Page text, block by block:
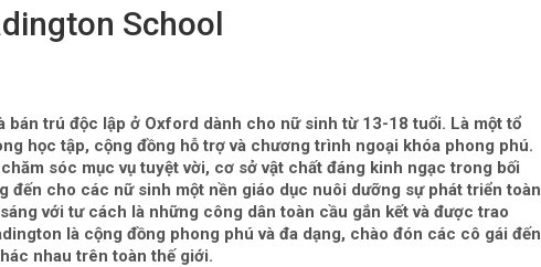
School
trú độc lập ở Oxford dành cho nữ sinh từ 13-18 tuổi. Là một tổ
học tập, cộng đồng hỗ trợ và chương trình ngoại khóa phong phú.
sóc mục vụ tuyệt vời, cơ sở vật chất đáng kinh ngạc trong bối
đến cho các nữ sinh một nền giáo dục nuôi dưỡng sự phát triển toàn
với tư cách là những công dân toàn cầu gắn kết và được trao
là cộng đồng phong phú và đa dạng, chào đón các cô gái đến
nhau trên toàn thế giới.